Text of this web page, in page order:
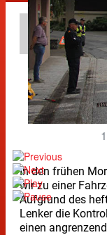
In den frühen
wir zu einer
Aufgrund des
Lenker die
einen